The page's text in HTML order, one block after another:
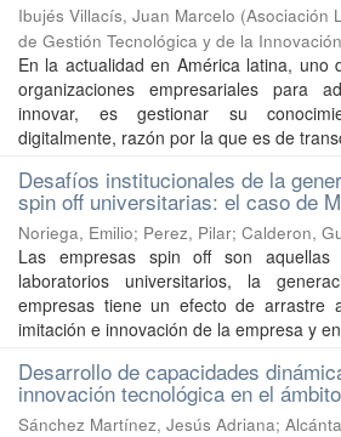
Ibujés Villacís, Juan Marcelo (Asociación
de Gestión Tecnológica y de la
En la actualidad en América latina, uno
organizaciones empresariales para
innovar, es gestionar su
digitalmente, razón por la que es de
Desafíos institucionales de la
spin off universitarias: el caso de
Noriega, Emilio; Perez, Pilar; Calderon,
Las empresas spin off son
laboratorios universitarios, la
empresas tiene un efecto de arrastre
imitación e innovación de la empresa y
Desarrollo de capacidades
innovación tecnológica en el
Sánchez Martínez, Jesús Adriana;